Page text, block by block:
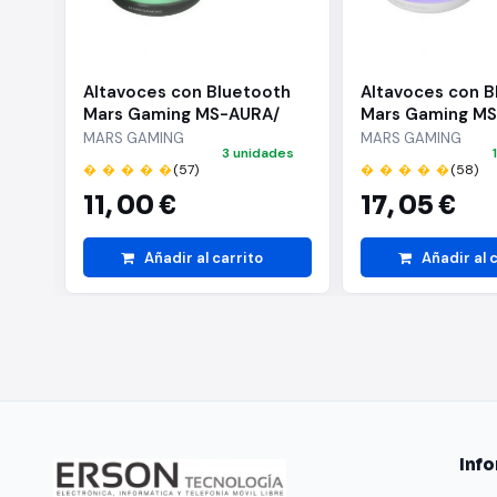
Guía de instalación
"Altavoces con Bluetooth
Mars Gaming MS-AURA/
15W/ 2.0
MARS GAMING
� � � � �(57)
11,00 €
3 unidades
Añadir al carrito
Altavoces con
Mars Gaming
15W/ 2.0/ Blancos
MARS GAMING
� � � � �(58)
17,05 €
Añadir al